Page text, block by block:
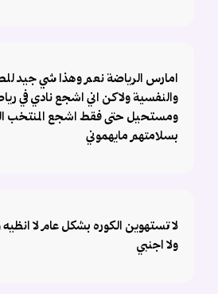
امارس الرياضة نعم وهذا شي جيد
والنفسية ولاكن اني اشجع نادي في
ومستحيل حتى فقط اشجع المنتخب
بسلامتهم مايهموني
لا تستهوين الكوره بشكل عام لا
ولا اجنبي